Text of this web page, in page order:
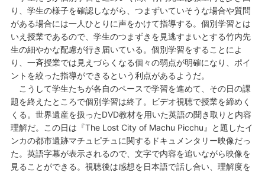
り、学生の様子を確認しながら、つまずいていそうな場合や質問
がある場合には一人ひとりに声をかけて指導する。個別学習とは
いえ授業であるので、学生のつまずきを見逃すまいとする竹内先
生の細やかな配慮が行き届いている。個別学習をすることによ
り、一斉授業では見えづらくなる個々の弱点が明確になり、ポイ
ントを絞った指導ができるという利点があるようだ。
こうして学生たちが各自のペースで学習を進めて、その日の課
題を終えたところで個別学習は終了。ビデオ視聴で授業を締めく
くる。世界遺産を扱ったDVD教材を用いた英語の聞き取りと内容
理解だ。この日は『The Lost City of Machu Picchu』と題したイ
ンカの都市遺跡マチュピチュに関するドキュメンタリー映像だっ
た。英語字幕が表示されるので、文字で内容を追いながら映像を
見ることができる。視聴後は感想を日本語で話し合い、理解度を